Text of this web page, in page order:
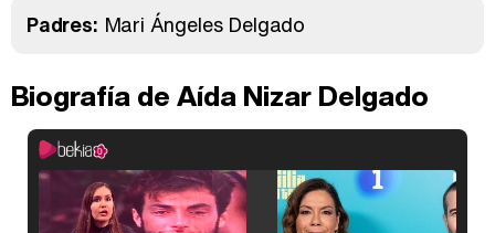
Padres: Mari Ángeles Delgado
Biografía de Aída Nizar Delgado